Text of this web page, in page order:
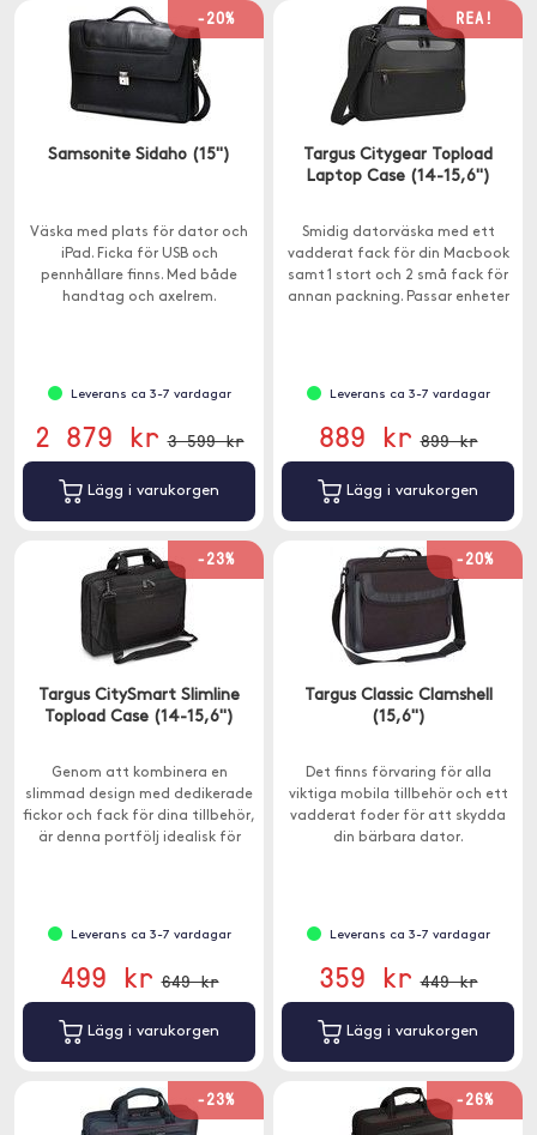
-20%
Samsonite Sidaho (15")
Väska med plats för dator och
iPad. Ficka för USB och
pennhållare finns. Med både
handtag och axelrem.
Leverans ca 3-7 vardagar
2 879 kr 3 599 kr
Lägg i varukorgen
REA!
Targus Citygear Topload
Laptop Case (14-15,6")
Smidig datorväska med ett
vadderat fack för din Macbook
samt 1 stort och 2 små fack för
annan packning. Passar enheter
Leverans ca 3-7 vardagar
889 kr 899 kr
Lägg i varukorgen
-23%
Targus CitySmart Slimline
Topload Case (14-15,6")
Genom att kombinera en
slimmad design med dedikerade
fickor och fack för dina tillbehör,
är denna portfölj idealisk för
Leverans ca 3-7 vardagar
499 kr 649 kr
Lägg i varukorgen
-20%
Targus Classic Clamshell
(15,6")
Det finns förvaring för alla
viktiga mobila tillbehör och ett
vadderat foder för att skydda
din bärbara dator.
Leverans ca 3-7 vardagar
359 kr 449 kr
Lägg i varukorgen
-23% -26%